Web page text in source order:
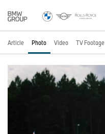
Article Photo Video TV Footage